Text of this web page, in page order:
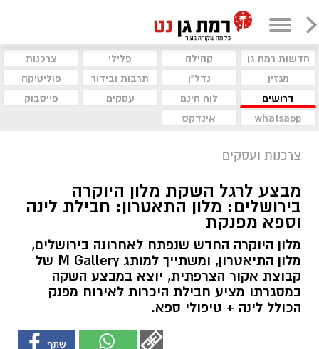
חדשות רמת גן קהילה פלילי
צרכנות
מגזין
נדל"ן תרבות ובידור
פוליטיקה
דרושים
לוח חינם עסקים
פייסבוק
whatsapp
אינדקס
צרכנות ועסקים
מבצע לרגל השקת מלון היוקרה
בירושלים: מלון התאטרון: חבילת לינה
וספא מפנקת
מלון היוקרה החדש שנפתח לאחרונה בירושלים,
מלון התיאטרון, ומשתייך למותג M Gallery של
קבוצת אקור הצרפתית, יוצא במבצע השקה
במסגרתו מציע חבילת היכרות לאירוח מפנק
הכולל לינה + טיפולי ספא.